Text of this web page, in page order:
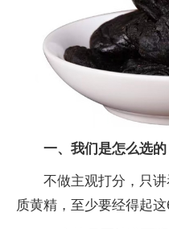
一、我们是怎么选
不做主观打分，只
质黄精，至少要经得起这